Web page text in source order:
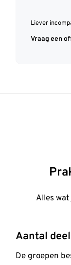
Liever
Vraag een
Alles
Aantal
De groepen